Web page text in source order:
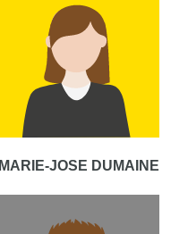
MARIE-JOSE DUMAINE